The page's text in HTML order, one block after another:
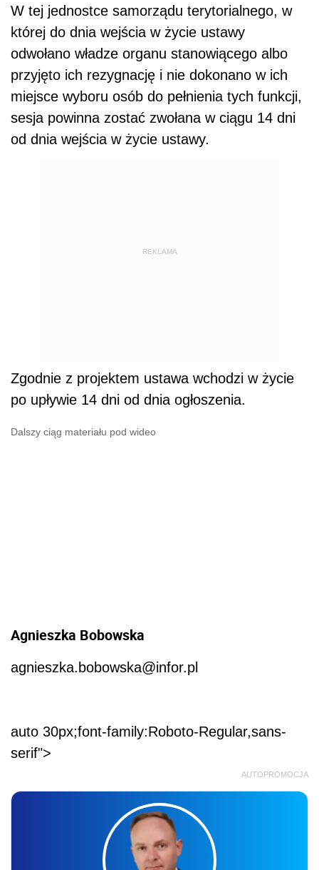
W tej jednostce samorządu terytorialnego, w
której do dnia wejścia w życie ustawy
odwołano władze organu stanowiącego albo
przyjęto ich rezygnację i nie dokonano w ich
miejsce wyboru osób do pełnienia tych funkcji,
sesja powinna zostać zwołana w ciągu 14 dni
od dnia wejścia w życie ustawy.
REKLAMA
Zgodnie z projektem ustawa wchodzi w życie
po upływie 14 dni od dnia ogłoszenia.
Dalszy ciąg materiału pod wideo
Agnieszka Bobowska
agnieszka.bobowska@infor.pl
auto 30px;font-family:Roboto-Regular,sans-
serif">
AUTOPROMOCJA